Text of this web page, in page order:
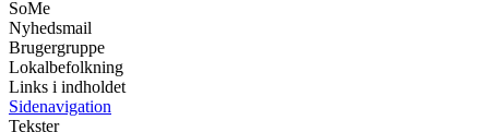
SoMe
Nyhedsmail
Brugergruppe
Lokalbefolkning
Links i indholdet
Sidenavigation
Tekster